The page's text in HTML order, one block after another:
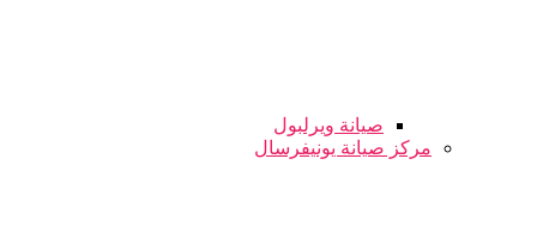
صيانة ويرلبول
مركز صيانة يونيفرسال